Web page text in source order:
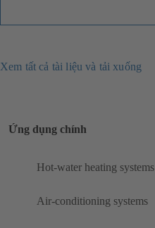
Xem tất cả tài liệu và tải xuống
Ứng dụng chính
Hot-water heating systems
Air-conditioning systems